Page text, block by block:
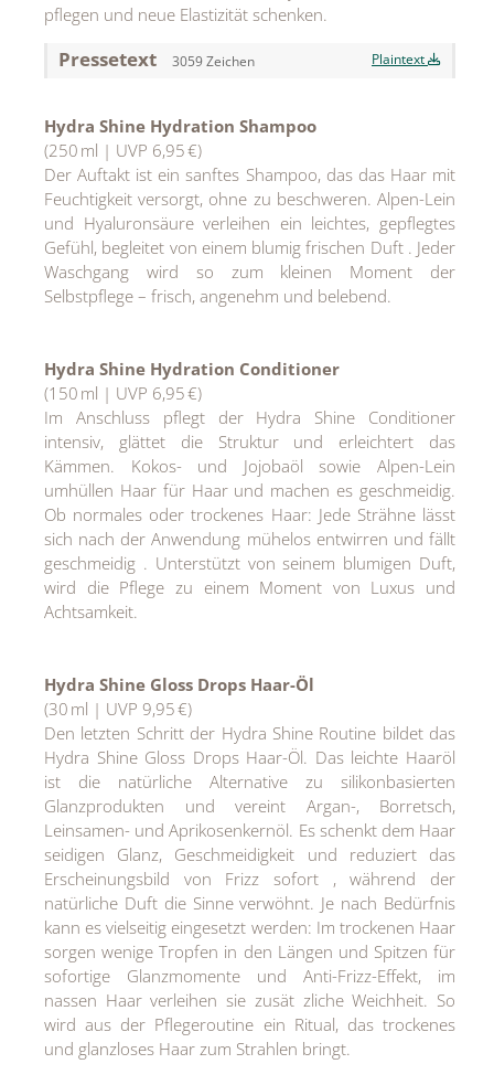
MEDIA
ÜBER
KONTAKT
pflegen und neue Elastizität schenken.
Pressetext 3059 Zeichen Plaintext
Hydra Shine Hydration Shampoo
(250 ml | UVP 6,95 €)
Der Auftakt ist ein sanftes Shampoo, das das Haar mit
Feuchtigkeit versorgt, ohne zu beschweren. Alpen-Lein
und Hyaluronsäure verleihen ein leichtes, gepflegtes
Gefühl, begleitet von einem blumig frischen Duft . Jeder
Waschgang wird so zum kleinen Moment der
Selbstpflege – frisch, angenehm und belebend.
Hydra Shine Hydration Conditioner
(150 ml | UVP 6,95 €)
Im Anschluss pflegt der Hydra Shine Conditioner
intensiv, glättet die Struktur und erleichtert das
Kämmen. Kokos- und Jojobaöl sowie Alpen-Lein
umhüllen Haar für Haar und machen es geschmeidig.
Ob normales oder trockenes Haar: Jede Strähne lässt
sich nach der Anwendung mühelos entwirren und fällt
geschmeidig . Unterstützt von seinem blumigen Duft,
wird die Pflege zu einem Moment von Luxus und
Achtsamkeit.
Hydra Shine Gloss Drops Haar-Öl
(30 ml | UVP 9,95 €)
Den letzten Schritt der Hydra Shine Routine bildet das
Hydra Shine Gloss Drops Haar-Öl. Das leichte Haaröl
ist die natürliche Alternative zu silikonbasierten
Glanzprodukten und vereint Argan-, Borretsch,
Leinsamen- und Aprikosenkernöl. Es schenkt dem Haar
seidigen Glanz, Geschmeidigkeit und reduziert das
Erscheinungsbild von Frizz sofort , während der
natürliche Duft die Sinne verwöhnt. Je nach Bedürfnis
kann es vielseitig eingesetzt werden: Im trockenen Haar
sorgen wenige Tropfen in den Längen und Spitzen für
sofortige Glanzmomente und Anti-Frizz-Effekt, im
nassen Haar verleihen sie zusät zliche Weichheit. So
wird aus der Pflegeroutine ein Ritual, das trockenes
und glanzloses Haar zum Strahlen bringt.